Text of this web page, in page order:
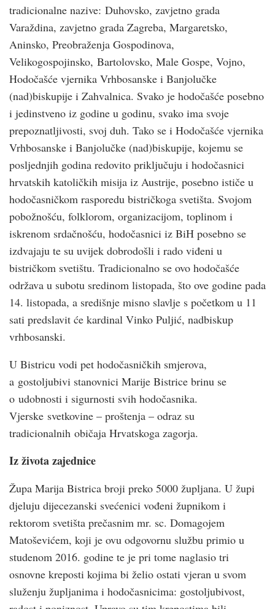
tradicionalne nazive: Duhovsko, zavjetno grada
Varaždina, zavjetno grada Zagreba, Margaretsko,
Aninsko, Preobraženja Gospodinova,
Velikogospojinsko, Bartolovsko, Male Gospe, Vojno,
Hodočašće vjernika Vrhbosanske i Banjolučke
(nad)biskupije i Zahvalnica. Svako je hodočašće posebno
i jedinstveno iz godine u godinu, svako ima svoje
prepoznatljivosti, svoj duh. Tako se i Hodočašće vjernika
Vrhbosanske i Banjolučke (nad)biskupije, kojemu se
posljednjih godina redovito priključuju i hodočasnici
hrvatskih katoličkih misija iz Austrije, posebno ističe u
hodočasničkom rasporedu bistričkoga svetišta. Svojom
pobožnošću, folklorom, organizacijom, toplinom i
iskrenom srdačnošću, hodočasnici iz BiH posebno se
izdvajaju te su uvijek dobrodošli i rado viđeni u
bistričkom svetištu. Tradicionalno se ovo hodočašće
održava u subotu sredinom listopada, što ove godine pada
14. listopada, a središnje misno slavlje s početkom u 11
sati predslavit će kardinal Vinko Puljić, nadbiskup
vrhbosanski.
U Bistricu vodi pet hodočasničkih smjerova,
a gostoljubivi stanovnici Marije Bistrice brinu se
o udobnosti i sigurnosti svih hodočasnika.
Vjerske svetkovine – proštenja – odraz su
tradicionalnih običaja Hrvatskoga zagorja.
Iz života zajednice
Župa Marija Bistrica broji preko 5000 župljana. U župi
djeluju dijecezanski svećenici vođeni župnikom i
rektorom svetišta prečasnim mr. sc. Domagojem
Matoševićem, koji je ovu odgovornu službu primio u
studenom 2016. godine te je pri tome naglasio tri
osnovne kreposti kojima bi želio ostati vjeran u svom
služenju župljanima i hodočasnicima: gostoljubivost,